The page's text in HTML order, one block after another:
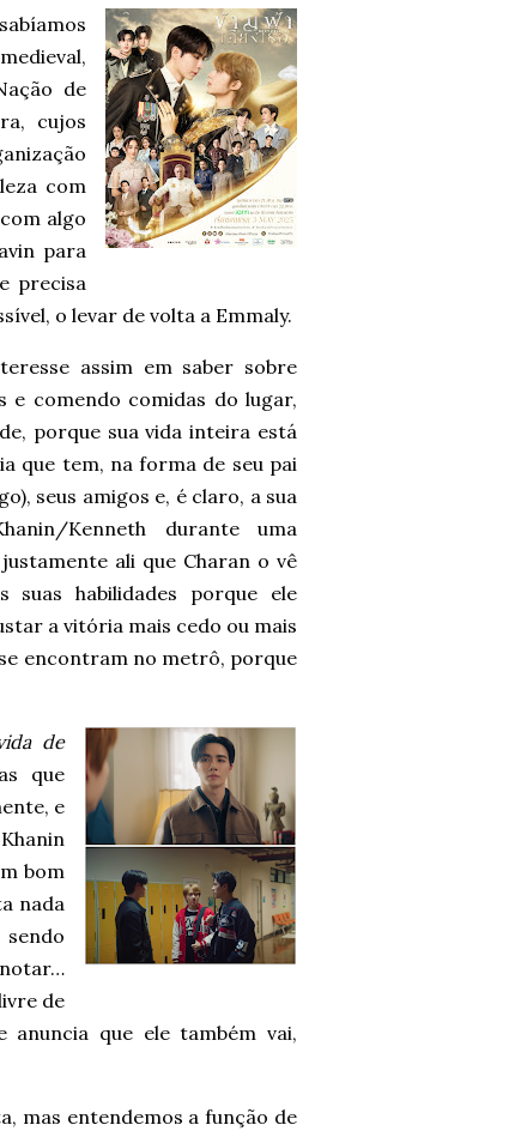
de
cujos
com
algo
para
precisa
o levar de volta a Emmaly.
assim em saber sobre
e comendo comidas do lugar,
porque sua vida inteira está
que tem, na forma de seu pai
seus amigos e, é claro, a sua
Kenneth durante uma
ali que Charan o vê
suas habilidades porque ele
a vitória mais cedo ou mais
encontram no metrô, porque
de
que
e
bom
nada
sendo
de
anuncia que ele também vai,
mas entendemos a função de